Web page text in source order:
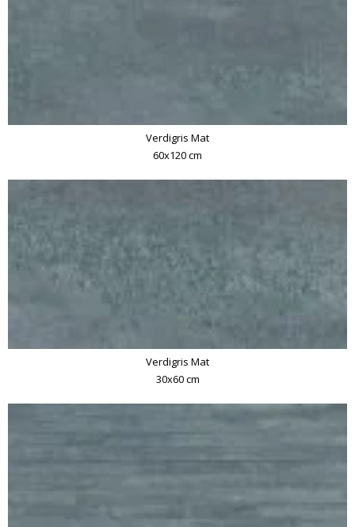
Verdigris Mat
60x120 cm
Verdigris Mat
30x60 cm